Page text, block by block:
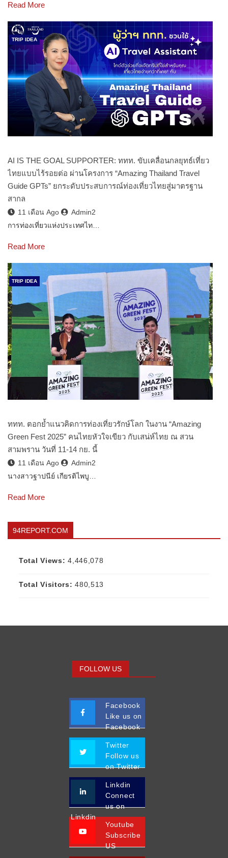
Read More
TRIP IDEA
AI IS THE GOAL SUPPORTER: ททท. ขับเคลื่อนกลยุทธ์เที่ยว
ไทยแบบไร้รอยต่อ ผ่านโครงการ “Amazing Thailand Travel
Guide GPTs” ยกระดับประสบการณ์ท่องเที่ยวไทยสู่มาตรฐาน
สากล
11 เดือน Ago
Admin2
การท่องเที่ยวแห่งประเทศไท…
Read More
TRIP IDEA
ททท. ตอกย้ำแนวคิดการท่องเที่ยวรักษ์โลก ในงาน “Amazing
Green Fest 2025” คนไทยหัวใจเขียว กับเสน่ห์ไทย ณ สวน
สามพราน วันที่ 11-14 กย. นี้
11 เดือน Ago
Admin2
นางสาวฐาปนีย์ เกียรติไพบู…
Read More
94REPORT.COM
Total Views:4,446,078
Total Visitors:480,513
FOLLOW US
Facebook
Like us on
Facebook
Twitter
Follow us
on Twitter
Linkdin
Connect
us on
Linkdin
Youtube
Subscribe
US